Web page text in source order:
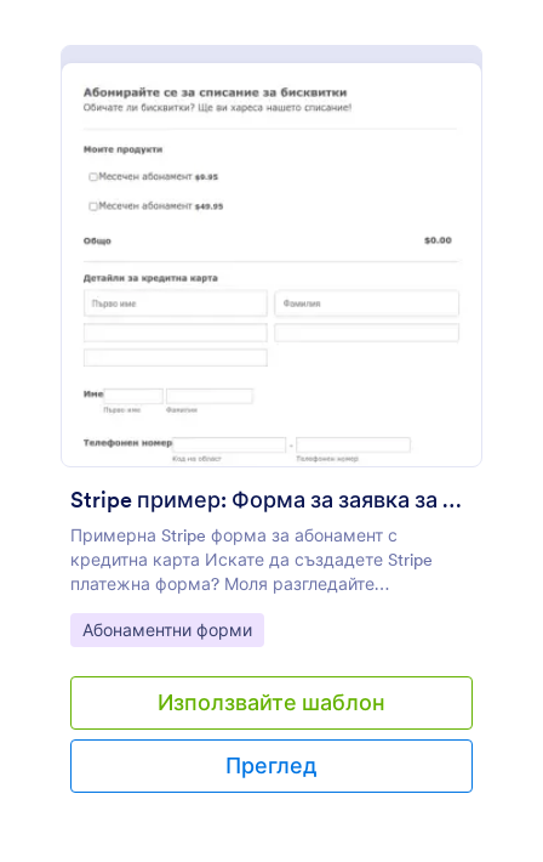
Stripe пример: Форма за заявка за списание
Примерна Stripe форма за абонамент с
кредитна карта Искате да създадете Stripe
платежна форма? Моля разгледайте
посочената страница.
Go to Category:
Абонаментни форми
Използвайте шаблон
Преглед